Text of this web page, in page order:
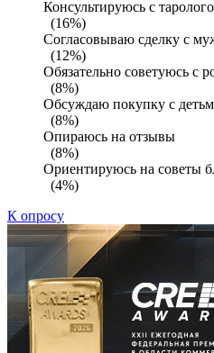
Консультируюсь с
(16%)
Согласовываю сделку с
(12%)
Обязательно советуюсь с
(8%)
Обсуждаю покупку с
(8%)
Опираюсь на отзывы
(8%)
Ориентируюсь на советы
(4%)
К опросу